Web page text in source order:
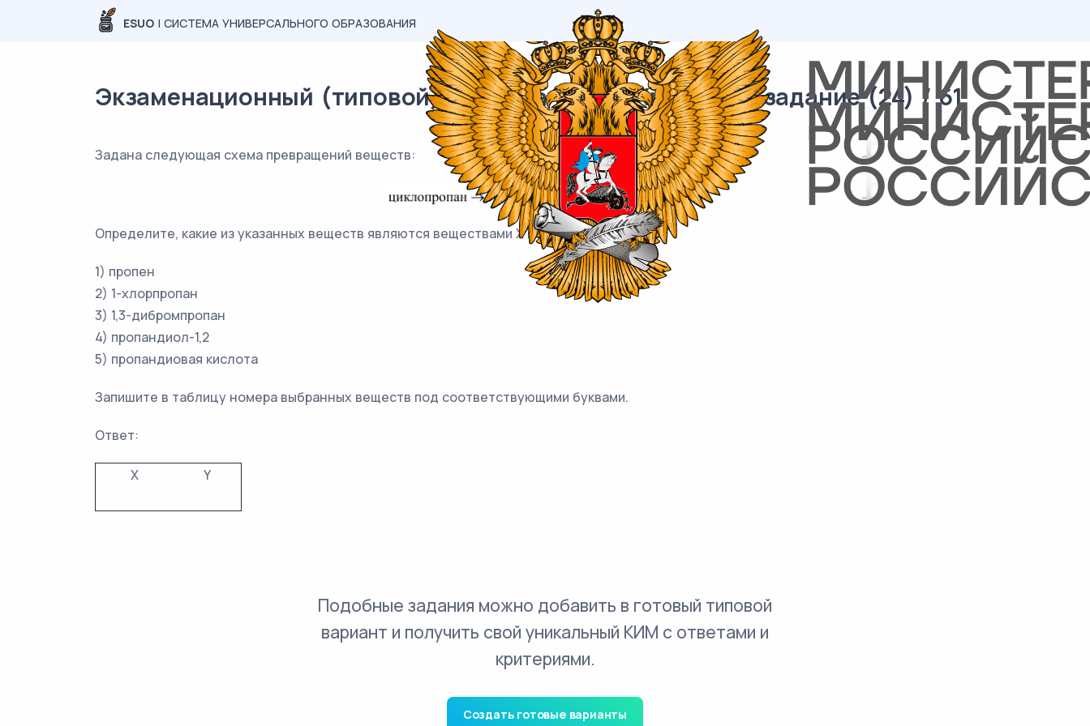
ESUO | СИСТЕМА УНИВЕРСАЛЬНОГО ОБРАЗОВАНИЯ
Экзаменационный (типовой) материал ЕГЭ / Химия / 16 задание (24) / 61
Задана следующая схема превращений веществ:
Определите, какие из указанных веществ являются веществами X и Y.
1) пропен
2) 1-хлорпропан
3) 1,3-дибромпропан
4) пропандиол-1,2
5) пропандиовая кислота
Запишите в таблицу номера выбранных веществ под соответствующими буквами.
Ответ:
X Y
Подобные задания можно добавить в готовый типовой
вариант и получить свой уникальный КИМ с ответами и
критериями.
Создать готовые варианты